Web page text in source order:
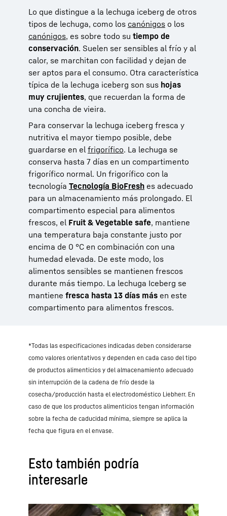
Lo que distingue a la lechuga iceberg de otros
tipos de lechuga, como los canónigos o los
canónigos, es sobre todo su tiempo de
conservación. Suelen ser sensibles al frío y al
calor, se marchitan con facilidad y dejan de
ser aptos para el consumo. Otra característica
típica de la lechuga iceberg son sus hojas
muy crujientes, que recuerdan la forma de
una concha de vieira.
Para conservar la lechuga iceberg fresca y
nutritiva el mayor tiempo posible, debe
guardarse en el frigorífico. La lechuga se
conserva hasta 7 días en un compartimento
frigorífico normal. Un frigorífico con la
tecnología Tecnología BioFresh es adecuado
para un almacenamiento más prolongado. El
compartimento especial para alimentos
frescos, el Fruit & Vegetable safe, mantiene
una temperatura baja constante justo por
encima de 0 °C en combinación con una
humedad elevada. De este modo, los
alimentos sensibles se mantienen frescos
durante más tiempo. La lechuga Iceberg se
mantiene fresca hasta 13 días más en este
compartimento para alimentos frescos.
*Todas las especificaciones indicadas deben considerarse
como valores orientativos y dependen en cada caso del tipo
de productos alimenticios y del almacenamiento adecuado
sin interrupción de la cadena de frío desde la
cosecha/producción hasta el electrodoméstico Liebherr. En
caso de que los productos alimenticios tengan información
sobre la fecha de caducidad mínima, siempre se aplica la
fecha que figura en el envase.
Esto también podría
interesarle